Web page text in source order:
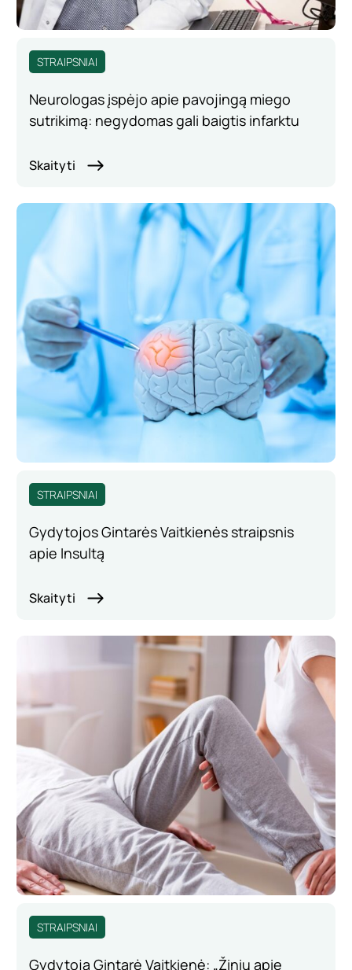
STRAIPSNIAI
Neurologas įspėjo apie pavojingą miego
sutrikimą: negydomas gali baigtis infarktu
Skaityti
STRAIPSNIAI
Gydytojos Gintarės Vaitkienės straipsnis
apie Insultą
Skaityti
STRAIPSNIAI
Gydytoja Gintarė Vaitkienė: „Žinių apie